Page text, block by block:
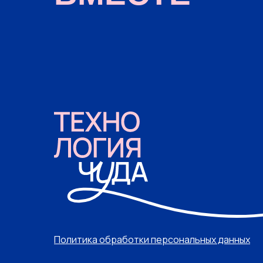
Политика обработки персональных данных